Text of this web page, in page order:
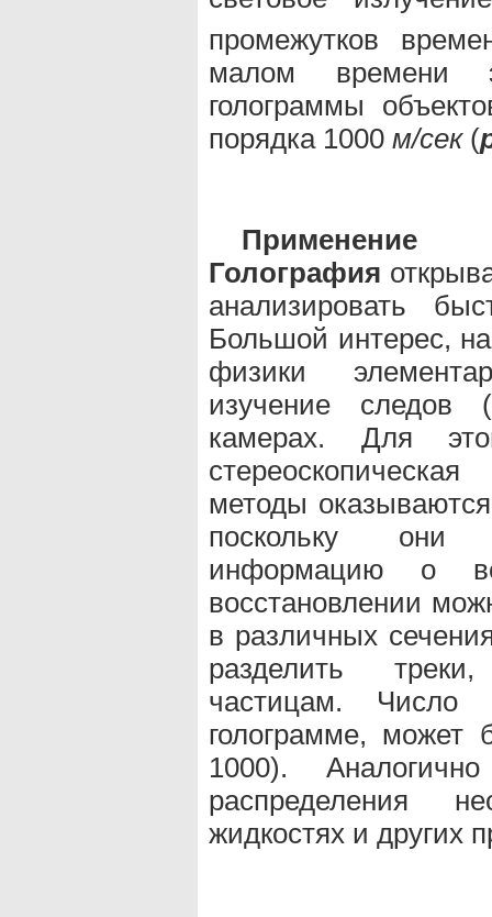
промежутков
малом времени
голограммы
порядка 1000 м/сек(
Голография
анализировать
Большой интерес,
физики
изучение следов
камерах. Для
методы
поскольку они
информацию о
восстановлении
в различных
разделить
частицам. Число
голограмме, может
1000).
распределения
жидкостях и других